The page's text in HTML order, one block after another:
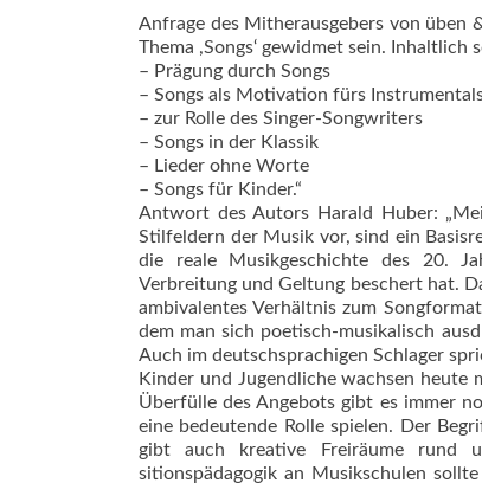
Anfrage des Mitherausgebers von üben
Thema ,Songs‘ gewidmet sein. Inhaltlich
– Prägung durch Songs
– Songs als Motivation fürs
– zur Rolle des Singer-Songwriters
– Songs in der Klassik
– Lieder ohne Worte
– Songs für Kinder.“
Antwort des Autors Harald Huber:
Stilfeldern der Musik vor, sind ein
die reale Musikgeschichte des 20.
Verbreitung und Geltung beschert hat.
ambivalentes Verhältnis zum
dem man sich poetisch-musikalisch
Auch im deutschsprachigen Schlager
Kinder und Jugendliche wachsen heute
Überfülle des An­gebots gibt es immer
eine bedeutende Rolle spielen. Der
gibt auch kreative Freiräume rund
sitionspädagogik an Musikschulen